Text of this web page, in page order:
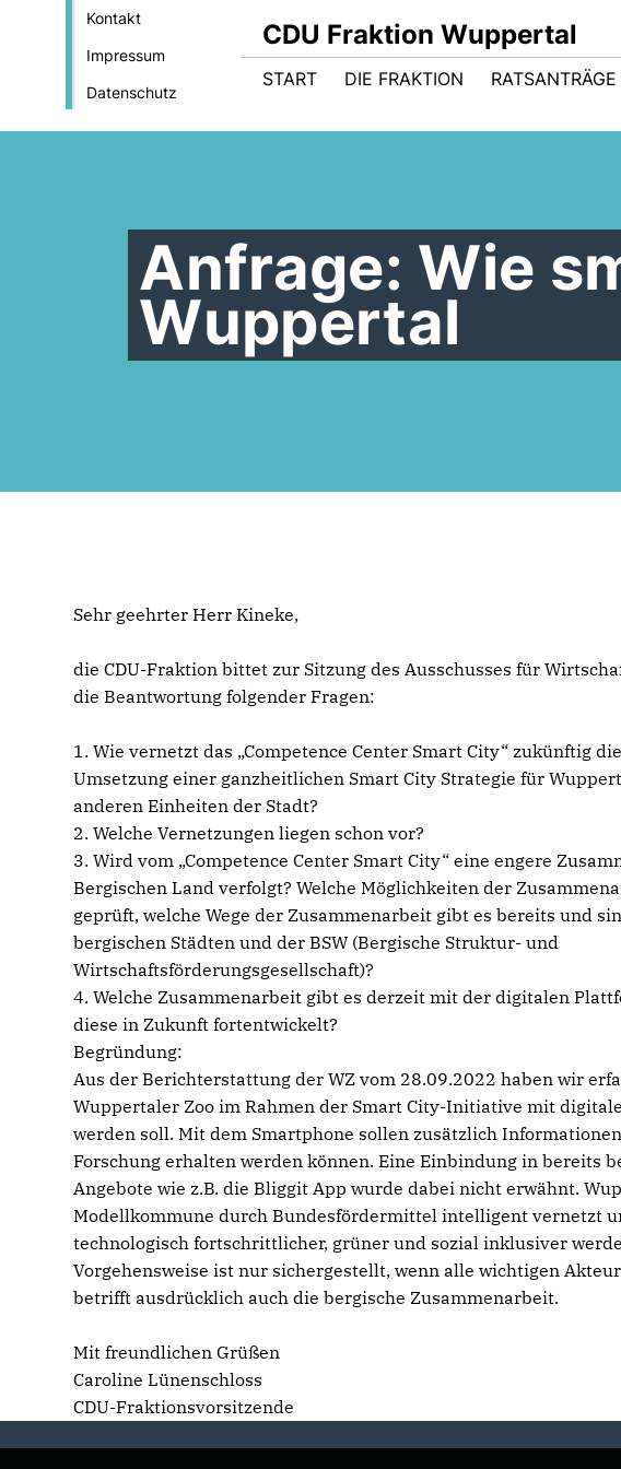
Kontakt
Impressum
Datenschutz
CDU Fraktion Wuppertal
START DIE FRAKTION RATSANTRÄGE
Anfrage: Wie
Wuppertal
Sehr geehrter Herr Kineke,
die CDU-Fraktion bittet zur Sitzung des Ausschusses für
die Beantwortung folgender Fragen:
1. Wie vernetzt das „Competence Center Smart City“ zukünftig
Umsetzung einer ganzheitlichen Smart City Strategie für
anderen Einheiten der Stadt?
2. Welche Vernetzungen liegen schon vor?
3. Wird vom „Competence Center Smart City“ eine engere
Bergischen Land verfolgt? Welche Möglichkeiten der
geprüft, welche Wege der Zusammenarbeit gibt es bereits und
bergischen Städten und der BSW (Bergische Struktur- und
Wirtschaftsförderungsgesellschaft)?
4. Welche Zusammenarbeit gibt es derzeit mit der digitalen
diese in Zukunft fortentwickelt?
Begründung:
Aus der Berichterstattung der WZ vom 28.09.2022 haben wir
Wuppertaler Zoo im Rahmen der Smart City-Initiative mit
werden soll. Mit dem Smartphone sollen zusätzlich
Forschung erhalten werden können. Eine Einbindung in bereits
Angebote wie z.B. die Bliggit App wurde dabei nicht erwähnt.
Modellkommune durch Bundesfördermittel intelligent vernetzt
technologisch fortschrittlicher, grüner und sozial inklusiver
Vorgehensweise ist nur sichergestellt, wenn alle wichtigen
betrifft ausdrücklich auch die bergische Zusammenarbeit.
Mit freundlichen Grüßen
Caroline Lünenschloss
CDU-Fraktionsvorsitzende